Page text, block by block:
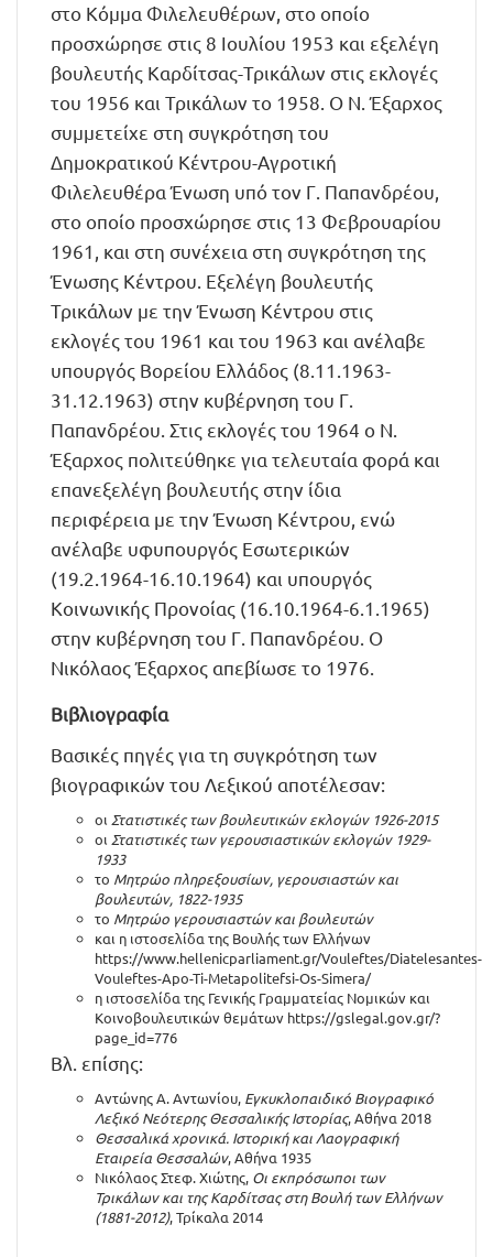
στο Κόμμα Φιλελευθέρων, στο οποίο
προσχώρησε στις 8 Ιουλίου 1953 και εξελέγη
βουλευτής Καρδίτσας-Τρικάλων στις εκλογές
του 1956 και Τρικάλων το 1958. Ο Ν. Έξαρχος
συμμετείχε στη συγκρότηση του
Δημοκρατικού Κέντρου-Αγροτική
Φιλελευθέρα Ένωση υπό τον Γ. Παπανδρέου,
στο οποίο προσχώρησε στις 13 Φεβρουαρίου
1961, και στη συνέχεια στη συγκρότηση της
Ένωσης Κέντρου. Εξελέγη βουλευτής
Τρικάλων με την Ένωση Κέντρου στις
εκλογές του 1961 και του 1963 και ανέλαβε
υπουργός Βορείου Ελλάδος (8.11.1963-
31.12.1963) στην κυβέρνηση του Γ.
Παπανδρέου. Στις εκλογές του 1964 ο Ν.
Έξαρχος πολιτεύθηκε για τελευταία φορά και
επανεξελέγη βουλευτής στην ίδια
περιφέρεια με την Ένωση Κέντρου, ενώ
ανέλαβε υφυπουργός Εσωτερικών
(19.2.1964-16.10.1964) και υπουργός
Κοινωνικής Προνοίας (16.10.1964-6.1.1965)
στην κυβέρνηση του Γ. Παπανδρέου. Ο
Νικόλαος Έξαρχος απεβίωσε το 1976.
Βιβλιογραφία
Βασικές πηγές για τη συγκρότηση των
βιογραφικών του Λεξικού αποτέλεσαν:
οι Στατιστικές των βουλευτικών εκλογών 1926-2015
οι Στατιστικές των γερουσιαστικών εκλογών 1929-
1933
το Μητρώο πληρεξουσίων, γερουσιαστών και
βουλευτών, 1822-1935
το Μητρώο γερουσιαστών και βουλευτών
και η ιστοσελίδα της Βουλής των Ελλήνων
https://www.hellenicparliament.gr/Vouleftes/Diatelesantes-
Vouleftes-Apo-Ti-Metapolitefsi-Os-Simera/
η ιστοσελίδα της Γενικής Γραμματείας Νομικών και
Κοινοβουλευτικών θεμάτων https://gslegal.gov.gr/?
page_id=776
Βλ. επίσης:
Αντώνης Α. Αντωνίου, Εγκυκλοπαιδικό Βιογραφικό
Λεξικό Νεότερης Θεσσαλικής Ιστορίας, Αθήνα 2018
Θεσσαλικά χρονικά. Ιστορική και Λαογραφική
Εταιρεία Θεσσαλών, Αθήνα 1935
Νικόλαος Στεφ. Χιώτης, Οι εκπρόσωποι των
Τρικάλων και της Καρδίτσας στη Βουλή των Ελλήνων
(1881-2012), Τρίκαλα 2014